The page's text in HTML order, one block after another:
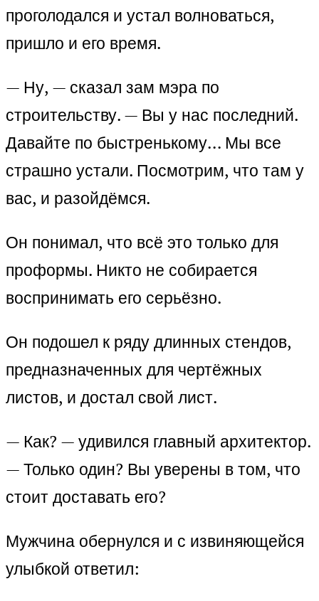
проголодался и устал волноваться,
пришло и его время.
— Ну, — сказал зам мэра по
строительству. — Вы у нас последний.
Давайте по быстренькому… Мы все
страшно устали. Посмотрим, что там у
вас, и разойдёмся.
Он понимал, что всё это только для
проформы. Никто не собирается
воспринимать его серьёзно.
Он подошел к ряду длинных стендов,
предназначенных для чертёжных
листов, и достал свой лист.
— Как? — удивился главный архитектор.
— Только один? Вы уверены в том, что
стоит доставать его?
Мужчина обернулся и с извиняющейся
улыбкой ответил: